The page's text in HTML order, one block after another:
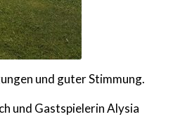
und guter Stimmung.
und Gastspielerin Alysia